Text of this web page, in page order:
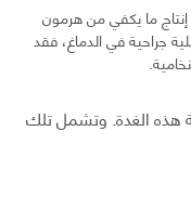
ما يكفي من هرمون
جراحية في الدماغ، فقد
هذه الغدة. وتشمل تلك